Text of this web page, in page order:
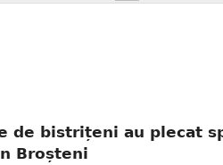
de bistrițeni au plecat
Broșteni